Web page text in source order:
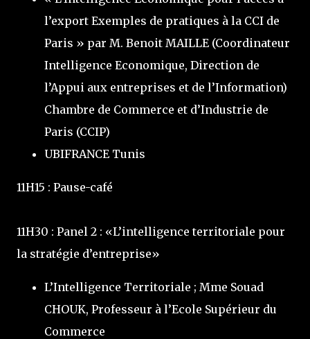
l’export Exemples de pratiques à la CCI de
Paris » par M. Benoit MAILLE (Coordinateur
Intelligence Economique, Direction de
l’Appui aux entreprises et de l’Information)
Chambre de Commerce et d’Industrie de
Paris (CCIP)
UBIFRANCE Tunis
11H15 : Pause-café
11H30 : Panel 2 : «L’intelligence territoriale pour
la stratégie d’entreprise»
L’Intelligence Territoriale ; Mme Souad
CHOUK, Professeur à l’Ecole Supérieur du
Commerce